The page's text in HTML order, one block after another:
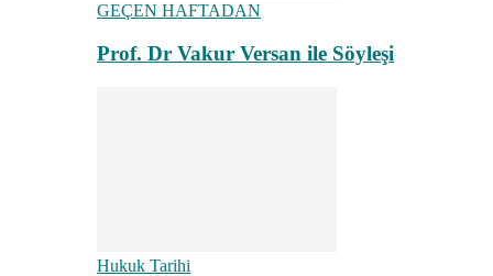
GEÇEN HAFTADAN
Prof. Dr Vakur Versan ile Söyleşi
Hukuk Tarihi